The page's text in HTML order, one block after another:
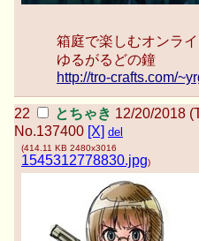
箱庭で楽しむオンラ
ゆるがるどの鐘
http://tro-crafts.com/
とちゃき 12/20/2018
No.137400 [X] del
(414.11 KB 2480x3016
1545312778830.jpg)